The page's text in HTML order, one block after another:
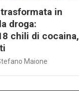
in
droga:
chili di cocaina,
Maione